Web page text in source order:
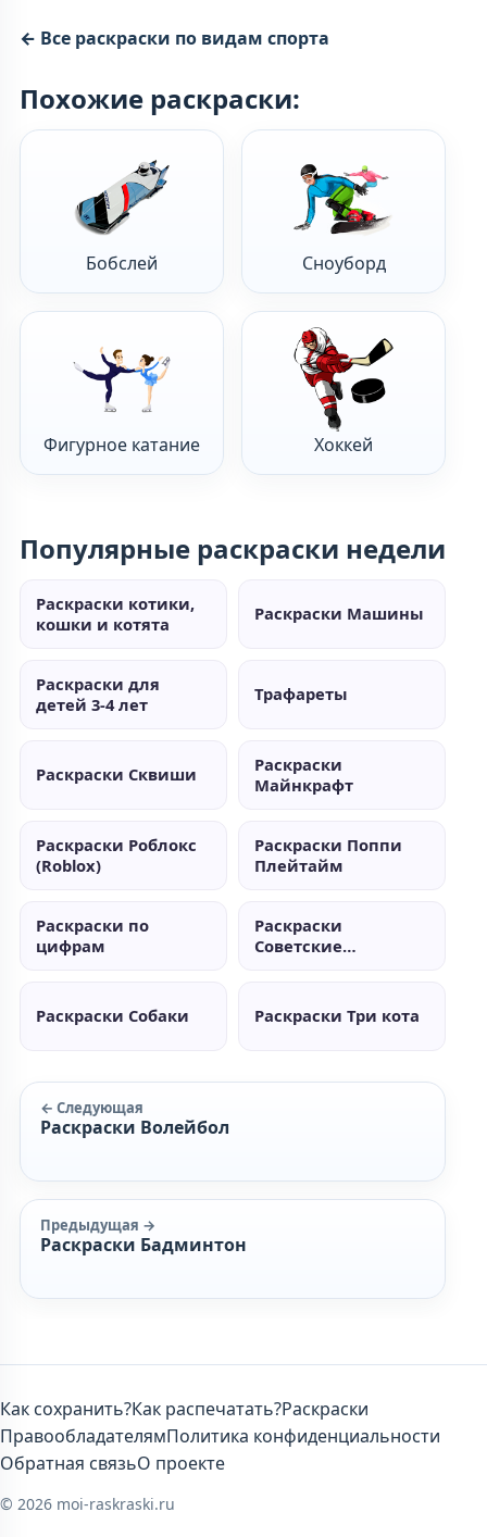
← Все раскраски по видам спорта
Похожие раскраски:
Бобслей Сноуборд
Фигурное катание Хоккей
Популярные раскраски недели
Раскраски котики,
кошки и котята
Раскраски Машины
Раскраски для
детей 3-4 лет
Трафареты
Раскраски Сквиши
Раскраски
Майнкрафт
Раскраски Роблокс
(Roblox)
Раскраски Поппи
Плейтайм
Раскраски по
цифрам
Раскраски
Советские
Раскраски Собаки Раскраски Три кота
← Следующая
Раскраски Волейбол
Предыдущая →
Раскраски Бадминтон
Как сохранить?Как распечатать?Раскраски
ПравообладателямПолитика конфиденциальности
Обратная связьО проекте
© 2026 moi-raskraski.ru